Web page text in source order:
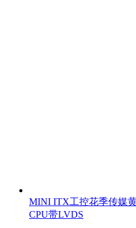
MINI ITX工控花季传媒
CPU带LVDS